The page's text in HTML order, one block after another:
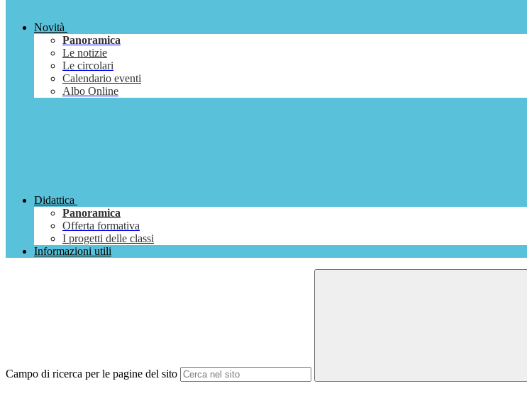
Novità
Panoramica
Le notizie
Le circolari
Calendario eventi
Albo Online
Didattica
Panoramica
Offerta formativa
I progetti delle classi
Informazioni utili
Campo di ricerca per le pagine del sito